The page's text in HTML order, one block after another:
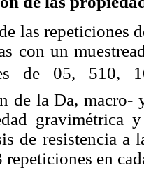
las repeticiones
con un
de 05, 510,
de la Da,
gravimétrica
de resistencia a
en